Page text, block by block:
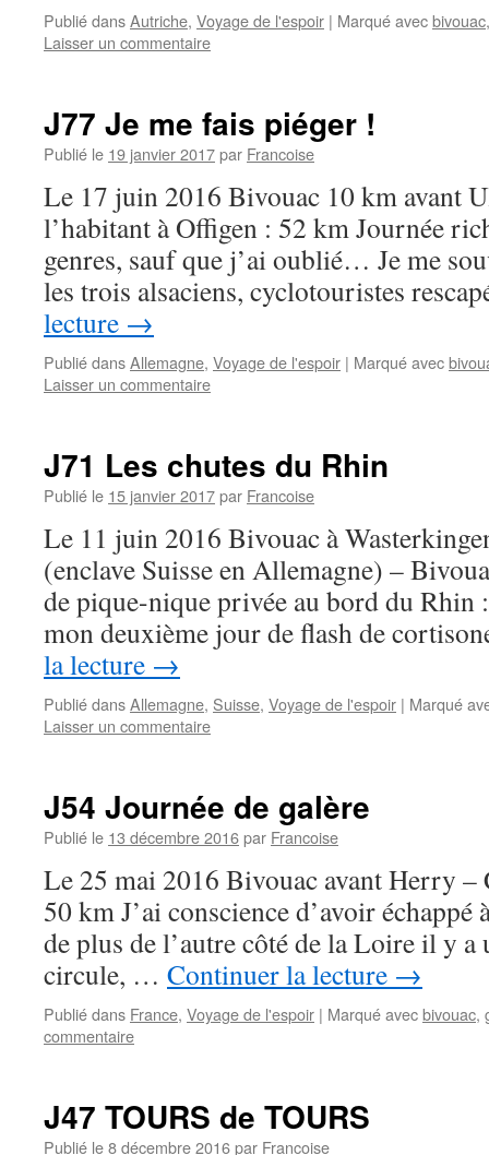
Publié dansAutriche, Voyage de l'espoir | Marqué avecbivouac
Laisser un commentaire
J77 Je me fais piéger !
Publié le 19 janvier 2017par Francoise
Le 17 juin 2016 Bivouac 10 km avant
l’habitant à Offigen : 52 km Journée
genres, sauf que j’ai oublié… Je me
les trois alsaciens, cyclotouristes
lecture →
Publié dansAllemagne, Voyage de l'espoir | Marqué avec
Laisser un commentaire
J71 Les chutes du Rhin
Publié le 15 janvier 2017par Francoise
Le 11 juin 2016 Bivouac à
(enclave Suisse en Allemagne) –
de pique-nique privée au bord du Rhin
mon deuxième jour de flash de
la lecture →
Publié dansAllemagne, Suisse, Voyage de l'espoir | Marqué
Laisser un commentaire
J54 Journée de galère
Publié le 13 décembre 2016par Francoise
Le 25 mai 2016 Bivouac avant Herry –
50 km J’ai conscience d’avoir
de plus de l’autre côté de la Loire il y a
circule, … Continuer la lecture →
Publié dans France, Voyage de l'espoir | Marqué avecbivouac,
commentaire
J47 TOURS de TOURS
Publié le8 décembre 2016par Francoise